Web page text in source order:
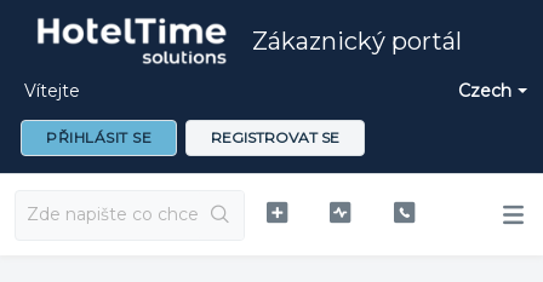
Zákaznický portál
Czech
Vítejte
PŘIHLÁSIT SE REGISTROVAT SE